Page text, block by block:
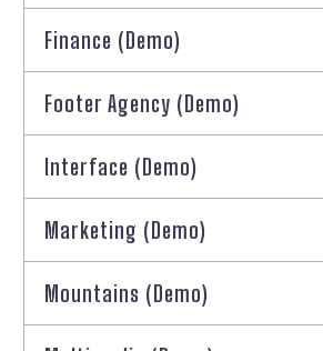
Finance (Demo)
Footer Agency (Demo)
Interface (Demo)
Marketing (Demo)
Mountains (Demo)